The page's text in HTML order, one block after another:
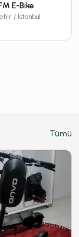
E-Bike
/ İstanbul
Tümü